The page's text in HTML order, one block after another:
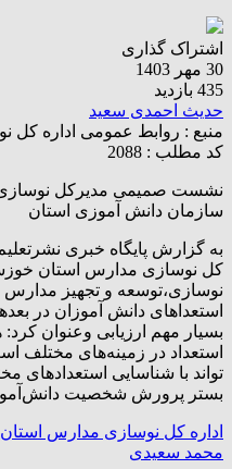
اشتراک گذاری
30 مهر 1403
435 بازدید
حدیث احمدی سعید
منبع : روابط عمومی اداره کل
کد مطلب : 2088
نشست صمیمی مدیرکل
سازمان دانش آموزی استان
به گزارش پایگاه خبری
کل نوسازی مدارس استان
نوسازی،توسعه و تجهیز
استعداهای دانش آموزان در
بسیار مهم ارزیابی وعنوان
استعداد در زمینه‌های
تواند با شناسایی
بستر پرورش شخصیت
اداره کل نوسازی مدارس
محمد سعیدی